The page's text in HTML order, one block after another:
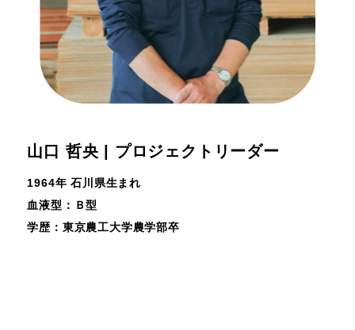
山口 哲央 | プロジェクトリーダー
1964年 石川県生まれ
血液型：Ｂ型
学歴：東京農工大学農学部卒